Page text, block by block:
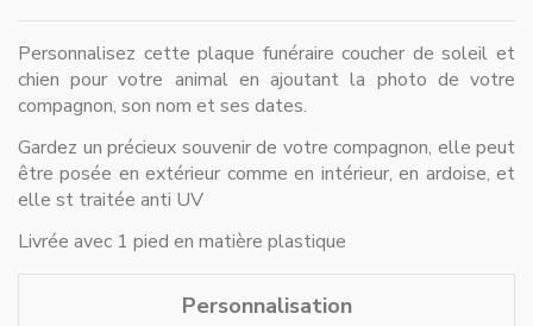
Personnalisez cette plaque funéraire coucher de soleil et
chien pour votre animal en ajoutant la photo de votre
compagnon, son nom et ses dates.
Gardez un précieux souvenir de votre compagnon, elle peut
être posée en extérieur comme en intérieur, en ardoise, et
elle st traitée anti UV
Livrée avec 1 pied en matière plastique
Personnalisation